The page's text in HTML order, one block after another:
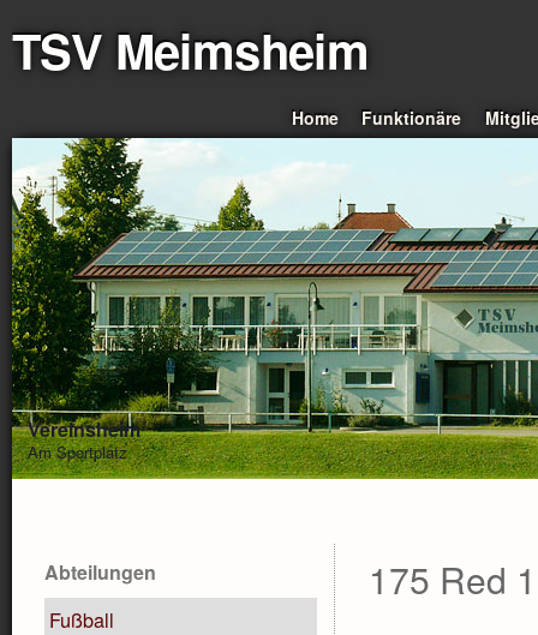
TSV Meimsheim
Home Funktionäre
Vereinsheim
Am Sportplatz
Abteilungen
Fußball
175 Red 1